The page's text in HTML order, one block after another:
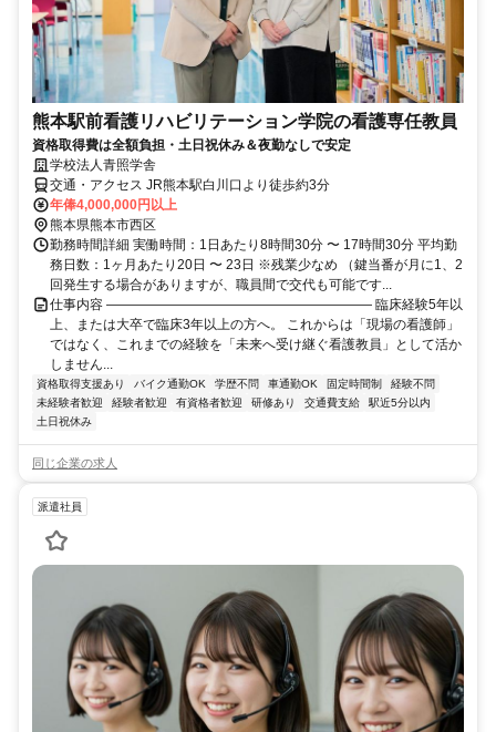
熊本駅前看護リハビリテーション学院の看護専任教員
資格取得費は全額負担・土日祝休み＆夜勤なしで安定
学校法人青照学舎
交通・アクセス JR熊本駅白川口より徒歩約3分
年俸4,000,000円以上
熊本県熊本市西区
勤務時間詳細 実働時間：1日あたり8時間30分 〜 17時間30分 平均勤
務日数：1ヶ月あたり20日 〜 23日 ※残業少なめ （鍵当番が月に1、2
回発生する場合がありますが、職員間で交代も可能です...
仕事内容 ―――――――――――――――――――― 臨床経験5年以
上、または大卒で臨床3年以上の方へ。 これからは「現場の看護師」
ではなく、これまでの経験を「未来へ受け継ぐ看護教員」として活か
しません...
資格取得支援あり バイク通勤OK 学歴不問 車通勤OK 固定時間制
経験不問
未経験者歓迎
経験者歓迎 有資格者歓迎 研修あり 交通費支給
駅近5分以内
土日祝休み
同じ企業の求人
派遣社員